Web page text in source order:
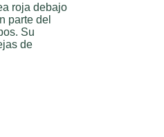
roja debajo
parte del
Su
de